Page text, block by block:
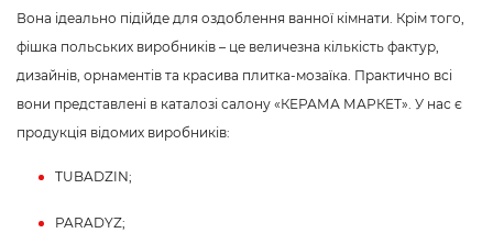
Вона ідеально підійде для оздоблення ванної кімнати. Крім того,
фішка польських виробників – це величезна кількість фактур,
дизайнів, орнаментів та красива плитка-мозаїка. Практично всі
вони представлені в каталозі салону «КЕРАМА МАРКЕТ». У нас є
продукція відомих виробників:
TUBADZIN;
PARADYZ;